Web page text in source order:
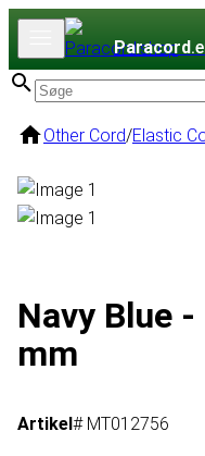
Paracord
Other Cord/Elastic
Navy Blue
mm
Artikel# MT012756